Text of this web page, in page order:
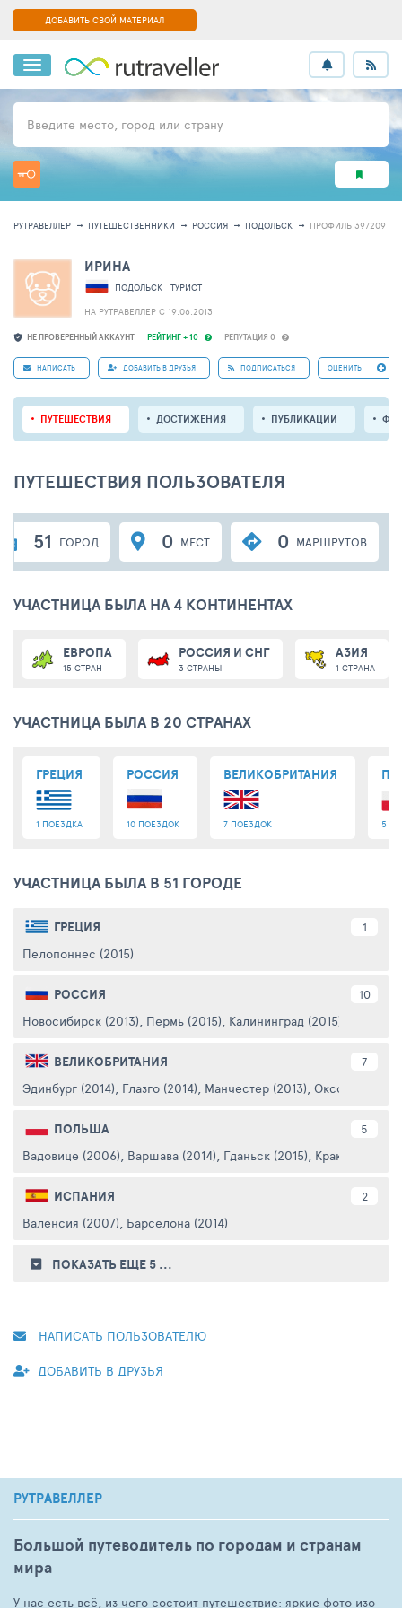
ДОБАВИТЬ СВОЙ МАТЕРИАЛ
Введите место, город или страну
РУТРАВЕЛЛЕР ПУТЕШЕСТВЕННИКИ РОССИЯ ПОДОЛЬСК ПРОФИЛЬ 397209
НЕ ПРОВЕРЕННЫЙ АККАУНТ РЕЙТИНГ + 10 РЕПУТАЦИЯ 0
ИРИНА
ПОДОЛЬСК
ТУРИСТ
НА РУТРАВЕЛЛЕР C 19.06.2013
НАПИСАТЬ ДОБАВИТЬ В ДРУЗЬЯ ПОДПИСАТЬСЯ ОЦЕНИТЬ
ПУТЕШЕСТВИЯ ДОСТИЖЕНИЯ ПУБЛИКАЦИИ
ПУТЕШЕСТВИЯ ПОЛЬЗОВАТЕЛЯ
51 ГОРОД 0 МЕСТ 0 МАРШРУТОВ
УЧАСТНИЦА БЫЛА НА 4 КОНТИНЕНТАХ
ЕВРОПА
15 СТРАН
РОССИЯ И СНГ
3 СТРАНЫ
АЗИЯ
1 СТРАНА
УЧАСТНИЦА БЫЛА В 20 СТРАНАХ
ГРЕЦИЯ
1 ПОЕЗДКА
РОССИЯ
10 ПОЕЗДОК
ВЕЛИКОБРИТАНИЯ
7 ПОЕЗДОК 5
УЧАСТНИЦА БЫЛА В 51 ГОРОДЕ
ГРЕЦИЯ 1
Пелопоннес (2015)
РОССИЯ 10
Новосибирск (2013), Пермь (2015), Калининград (2015)
ВЕЛИКОБРИТАНИЯ 7
Эдинбург (2014), Глазго (2014), Манчестер (2013), Оксфорд
ПОЛЬША 5
Вадовице (2006), Варшава (2014), Гданьск (2015), Краков (2006)
ИСПАНИЯ 2
Валенсия (2007), Барселона (2014)
ПОКАЗАТЬ ЕЩЕ 5 ...
НАПИСАТЬ ПОЛЬЗОВАТЕЛЮ
ДОБАВИТЬ В ДРУЗЬЯ
РУТРАВЕЛЛЕР
Большой путеводитель по городам и странам
мира
У нас есть всё, из чего состоит путешествие: яркие фото изо